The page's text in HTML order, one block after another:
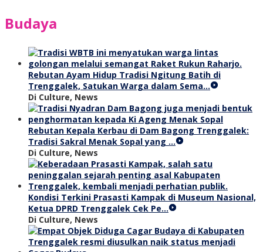
Budaya
Rebutan Ayam Hidup Tradisi Ngitung Batih di
Trenggalek, Satukan Warga dalam Sema…
Di Culture, News
Rebutan Kepala Kerbau di Dam Bagong Trenggalek:
Tradisi Sakral Menak Sopal yang …
Di Culture, News
Kondisi Terkini Prasasti Kampak di Museum Nasional,
Ketua DPRD Trenggalek Cek Pe…
Di Culture, News